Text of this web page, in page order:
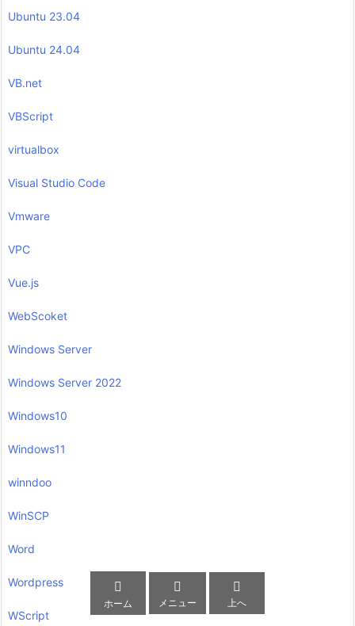
Ubuntu 23.04
Ubuntu 24.04
VB.net
VBScript
virtualbox
Visual Studio Code
Vmware
VPC
Vue.js
WebScoket
Windows Server
Windows Server 2022
Windows10
Windows11
winndoo
WinSCP
Word
Wordpress
WScript

ホーム

メニュー

上へ